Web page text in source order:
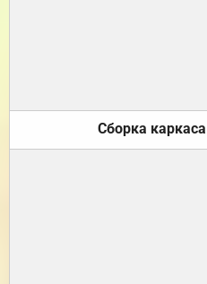
Сборка каркаса